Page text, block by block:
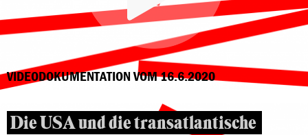
VIDEODOKUMENTATION VOM 16.6.2020
Die USA und die transatlantische